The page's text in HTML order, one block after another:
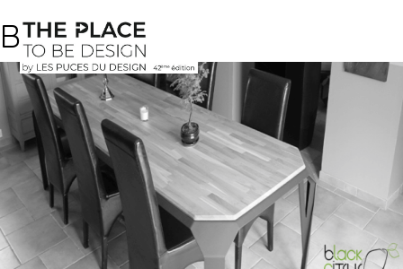
Black-Citrus